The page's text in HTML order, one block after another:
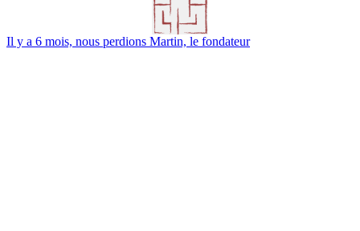
Il y a 6 mois, nous perdions Martin, le fondateur